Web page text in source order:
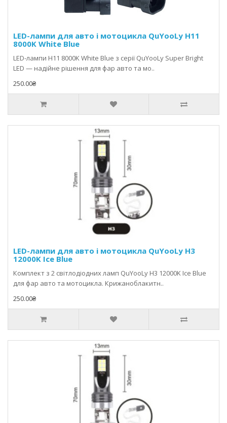
діагностики потрібні сканери з підтримкою ABS, SRS, АКПП
LED-лампи для авто і мотоцикла QuYooLy H11
8000K White Blue
LED-лампи H11 8000K White Blue з серії QuYooLy Super Bright
LED — надійне рішення для фар авто та мо..
250.00₴
LED-лампи для авто і мотоцикла QuYooLy H3
12000K Ice Blue
Комплект з 2 світлодіодних ламп QuYooLy H3 12000K Ice Blue
для фар авто та мотоцикла. Крижаноблакитн..
250.00₴